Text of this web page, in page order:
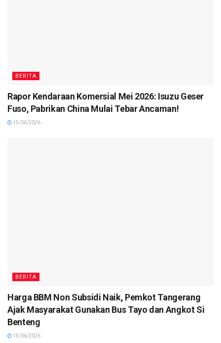
BERITA
Rapor Kendaraan Komersial Mei 2026: Isuzu Geser
Fuso, Pabrikan China Mulai Tebar Ancaman!
15/06/2026
BERITA
Harga BBM Non Subsidi Naik, Pemkot Tangerang
Ajak Masyarakat Gunakan Bus Tayo dan Angkot Si
Benteng
15/06/2026